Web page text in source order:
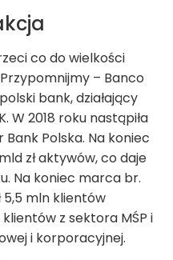
co do wielkości
– Banco
bank, działający
W 2018 roku nastąpiła
Polska. Na koniec
zł aktywów, co daje
Na koniec marca br.
5,5 mln klientów
z sektora MŚP i
i korporacyjnej.